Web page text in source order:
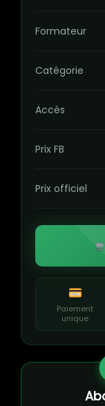
Formateur
Catégorie
Accès
Prix FB
Prix officiel
Paiement
unique